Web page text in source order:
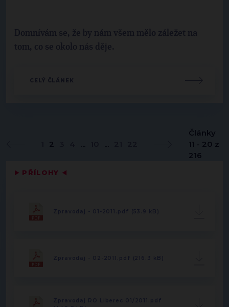
Domnívám se, že by nám všem mělo záležet na
tom, co se okolo nás děje.
CELÝ ČLÁNEK
2 ... ...
Články
11 - 20 z
216
▶ PŘÍLOHY ◀